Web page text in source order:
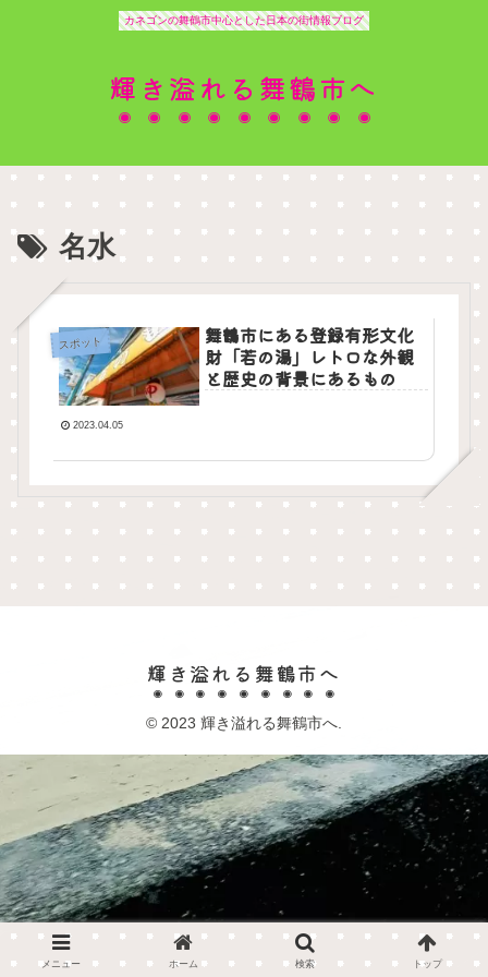
カネゴンの舞鶴市中心とした日本の街情報ブログ
輝き溢れる舞鶴市へ
名水
スポット
舞鶴市にある登録有形文化
財「若の湯」レトロな外観
と歴史の背景にあるもの
2023.04.05
輝き溢れる舞鶴市へ
© 2023 輝き溢れる舞鶴市へ.
メニュー ホーム 検索 トップ